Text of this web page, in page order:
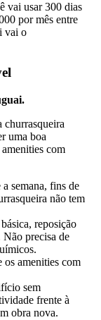
vai usar 300 dias
por mês entre
vai o
churrasqueira
uma boa
com
semana, fins de
não tem
reposição
Não precisa de
amenities com
sem
frente à
obra nova.